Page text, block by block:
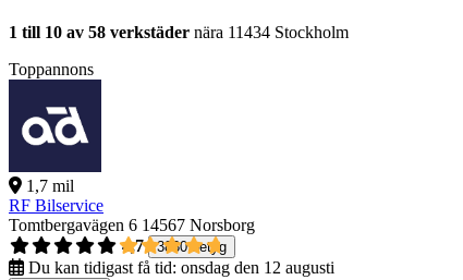
1 till 10 av 58 verkstäder nära 11434 Stockholm
Toppannons
1,7 mil
RF Bilservice
Tomtbergavägen 6 14567 Norsborg
4,7
3830 betyg
Du kan tidigast få tid: onsdag den 12 augusti